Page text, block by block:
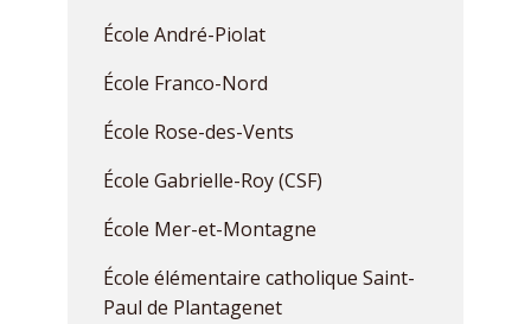
École André-Piolat
École Franco-Nord
École Rose-des-Vents
École Gabrielle-Roy (CSF)
École Mer-et-Montagne
École élémentaire catholique Saint-
Paul de Plantagenet